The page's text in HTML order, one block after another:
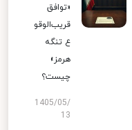
«توافق
قریب‌الوقو
ع تنگه
هرمز»
چیست؟
1405/05/
13